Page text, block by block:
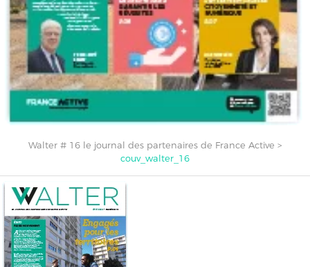
Walter # 16 le journal des partenaires de France Active >
couv_walter_16